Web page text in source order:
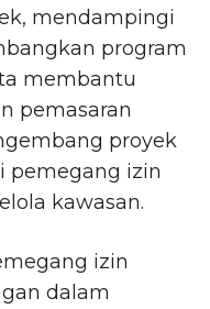
mendampingi
program
membantu
pemasaran
proyek
pemegang izin
kawasan.
izin
dalam